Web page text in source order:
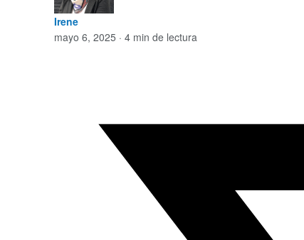
Irene
mayo 6, 2025 · 4 min de lectura